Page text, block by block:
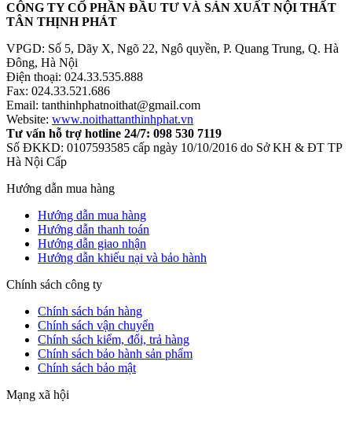
CÔNG TY CỔ PHẦN ĐẦU TƯ VÀ SẢN XUẤT NỘI THẤT
TÂN THỊNH PHÁT
VPGD: Số 5, Dãy X, Ngõ 22, Ngô quyền, P. Quang Trung, Q. Hà
Đông, Hà Nội
Điện thoại: 024.33.535.888
Fax: 024.33.521.686
Email: tanthinhphatnoithat@gmail.com
Website: www.noithattanthinhphat.vn
Tư vấn hỗ trợ hotline 24/7: 098 530 7119
Số ĐKKD: 0107593585 cấp ngày 10/10/2016 do Sở KH & ĐT TP
Hà Nội Cấp
Hướng dẫn mua hàng
Hướng dẫn mua hàng
Hướng dẫn thanh toán
Hướng dẫn giao nhận
Hướng dẫn khiếu nại và bảo hành
Chính sách công ty
Chính sách bán hàng
Chính sách vận chuyển
Chính sách kiểm, đổi, trả hàng
Chính sách bảo hành sản phẩm
Chính sách bảo mật
Mạng xã hội